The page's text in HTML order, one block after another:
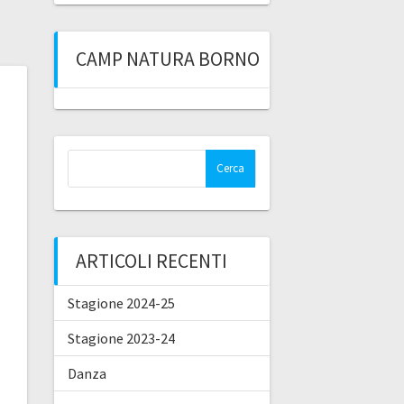
CAMP NATURA BORNO
ARTICOLI RECENTI
Stagione 2024-25
Stagione 2023-24
Danza